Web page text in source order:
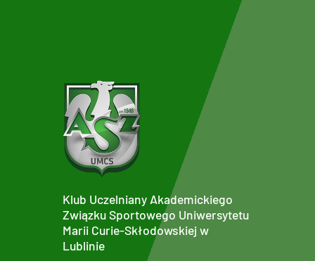
Klub Uczelniany Akademickiego
Związku Sportowego Uniwersytetu
Marii Curie-Skłodowskiej w
Lublinie